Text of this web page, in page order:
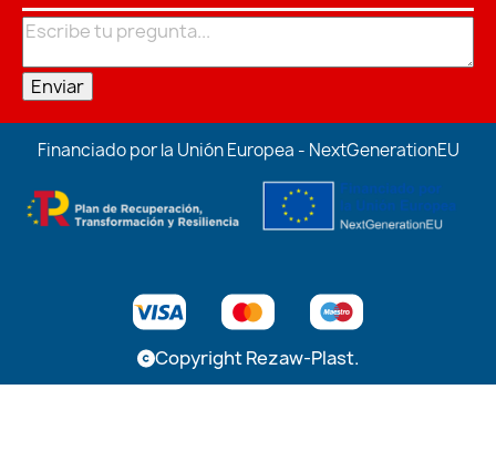
Enviar
Financiado por la Unión Europea - NextGenerationEU
Copyright Rezaw-Plast.